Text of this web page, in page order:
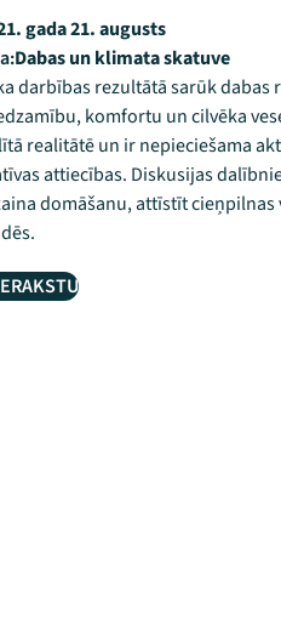
gada 21. augusts
Dabas un klimata skatuve
darbības rezultātā sarūk
komfortu un cilvēka
realitātē un ir nepieciešama
attiecības. Diskusijas
domāšanu, attīstīt